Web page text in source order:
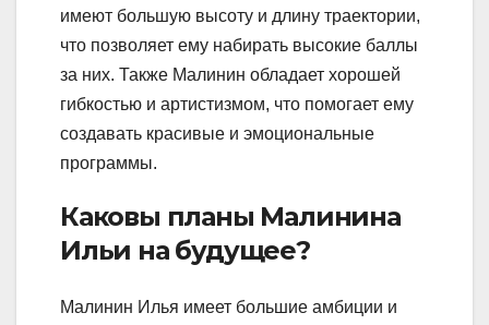
имеют большую высоту и длину траектории,
что позволяет ему набирать высокие баллы
за них. Также Малинин обладает хорошей
гибкостью и артистизмом, что помогает ему
создавать красивые и эмоциональные
программы.
Каковы планы Малинина
Ильи на будущее?
Малинин Илья имеет большие амбиции и